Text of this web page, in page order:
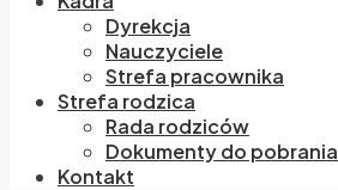
Dyrekcja
Nauczyciele
Strefa pracownika
Strefa rodzica
Rada rodziców
Dokumenty do pobrania
Kontakt